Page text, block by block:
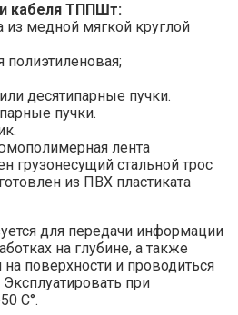
кабеля ТППШт:
медной мягкой круглой
десятипарные пучки.
пучки.
лента
грузонесущий стальной трос
из ПВХ пластиката
для передачи информации
на глубине, а также
поверхности и проводиться
при
С°.